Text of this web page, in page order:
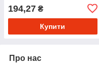
194,27 ₴
Купити
Про нас